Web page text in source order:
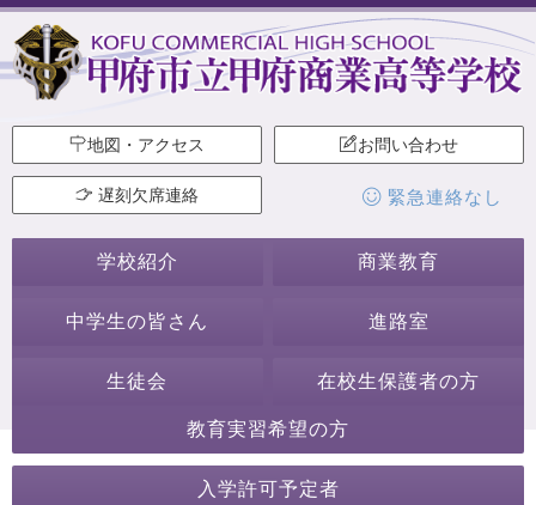
地図・アクセス お問い合わせ
遅刻欠席連絡 緊急連絡なし
学校紹介 商業教育
中学生の皆さん 進路室
生徒会 在校生保護者の方
教育実習希望の方
入学許可予定者